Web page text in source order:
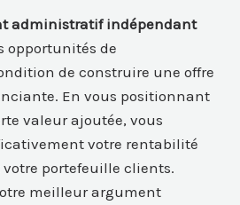
administratif indépendant
opportunités de
de construire une offre
En vous positionnant
valeur ajoutée, vous
votre rentabilité
portefeuille clients.
meilleur argument